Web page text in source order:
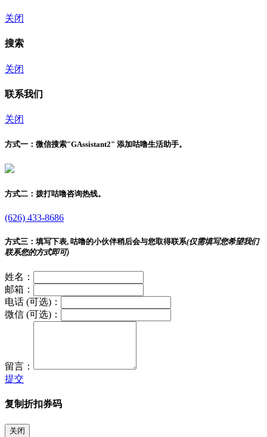
关闭
搜索
关闭
联系我们
关闭
方式一： 微信搜索"GAssistant2" 添加咕噜生活助手。
方式二： 拨打咕噜咨询热线。
(626) 433-8686
方式三： 填写下表, 咕噜的小伙伴稍后会与您取得联系(仅需填写您希望我们
联系您的方式即可)
姓名：
邮箱：
电话 (可选)：
微信 (可选)：
留言：
提交
复制折扣券码
关闭